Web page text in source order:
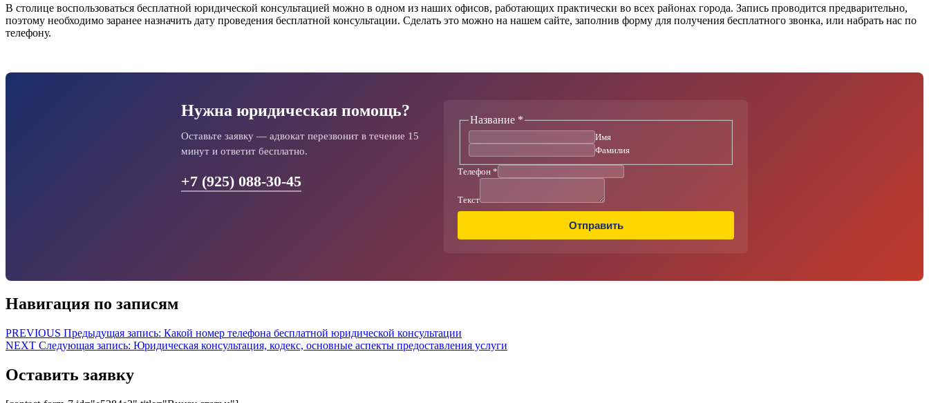
В столице воспользоваться бесплатной юридической консультацией можно в одном из наших офисов, работающих практически во всех районах города. Запись проводится предварительно,
поэтому необходимо заранее назначить дату проведения бесплатной консультации. Сделать это можно на нашем сайте, заполнив форму для получения бесплатного звонка, или набрать нас по
телефону.
Нужна юридическая помощь?
Оставьте заявку — адвокат перезвонит в течение 15
минут и ответит бесплатно.
+7 (925) 088-30-45
Название *
Имя
Фамилия
Текст
Телефон
Телефон *
Текст
Отправить
Навигация по записям
PREVIOUS Предыдущая запись: Какой номер телефона бесплатной юридической консультации
NEXT Следующая запись: Юридическая консультация, кодекс, основные аспекты предоставления услуги
Оставить заявку